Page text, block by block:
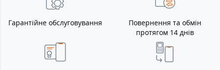
Гарантійне обслуговування
Повернення та обмін
протягом 14 днів